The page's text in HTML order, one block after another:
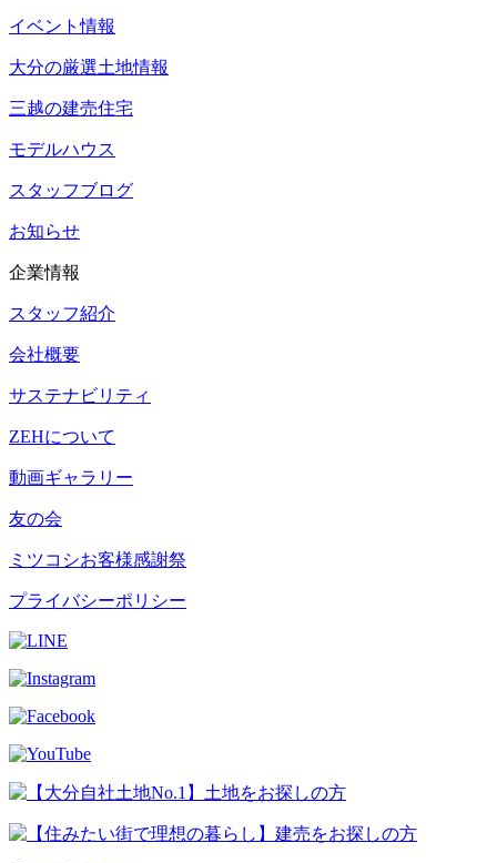
イベント情報
大分の厳選土地情報
三越の建売住宅
モデルハウス
スタッフブログ
お知らせ
企業情報
スタッフ紹介
会社概要
サステナビリティ
ZEHについて
動画ギャラリー
友の会
ミツコシお客様感謝祭
プライバシーポリシー